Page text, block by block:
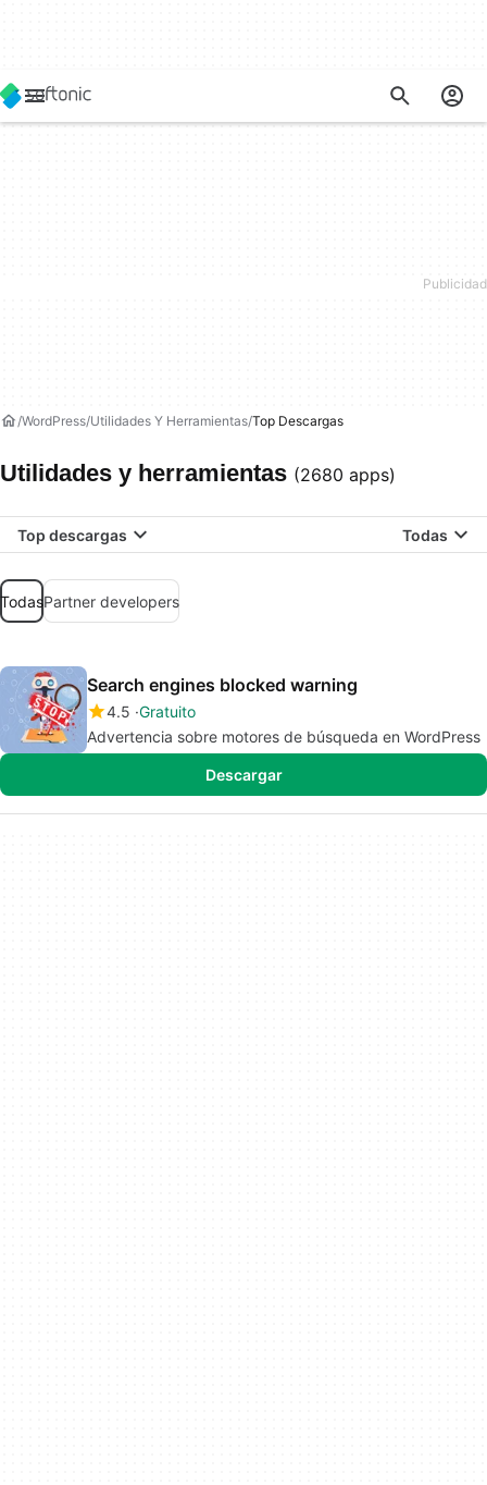
WordPress Utilidades Y Herramientas Top Descargas
Utilidades y herramientas (2680 apps)
Top descargas Todas
TodasPartner developers
Search engines blocked warning
4.5 Gratuito
Advertencia sobre motores de búsqueda en WordPress
Descargar